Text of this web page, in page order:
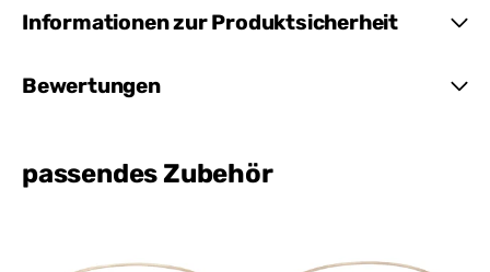
Informationen zur Produktsicherheit
Bewertungen
passendes Zubehör